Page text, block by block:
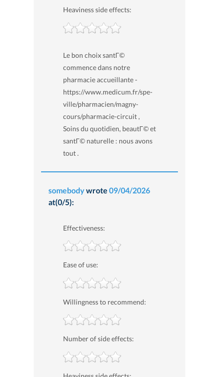
Heaviness side effects:
Le bon choix santГ©
commence dans notre
pharmacie accueillante -
https://www.medicum.fr/spe-
ville/pharmacien/magny-
cours/pharmacie-circuit ,
Soins du quotidien, beautГ© et
santГ© naturelle : nous avons
tout .
somebodywrote 09/04/2026
at(0/5):
Effectiveness:
Ease of use:
Willingness to recommend:
Number of side effects: